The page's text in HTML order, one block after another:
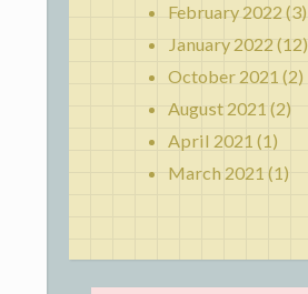
February 2022 (3)
January 2022 (12)
October 2021 (2)
August 2021 (2)
April 2021 (1)
March 2021 (1)